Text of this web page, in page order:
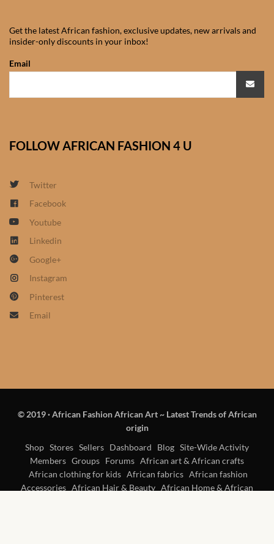
Get the latest African fashion, exclusive updates, new arrivals and
insider-only discounts in your inbox!
Email
FOLLOW AFRICAN FASHION 4 U
Twitter
Facebook
Youtube
Linkedin
Google+
Instagram
Pinterest
Email
© 2019·African Fashion African Art ~ Latest Trends of African
origin
Shop Stores Sellers Dashboard Blog Site-Wide Activity
Members Groups Forums African art & African crafts
African clothing for kids African fabrics African fashion
Accessories African Hair & Beauty African Home & African